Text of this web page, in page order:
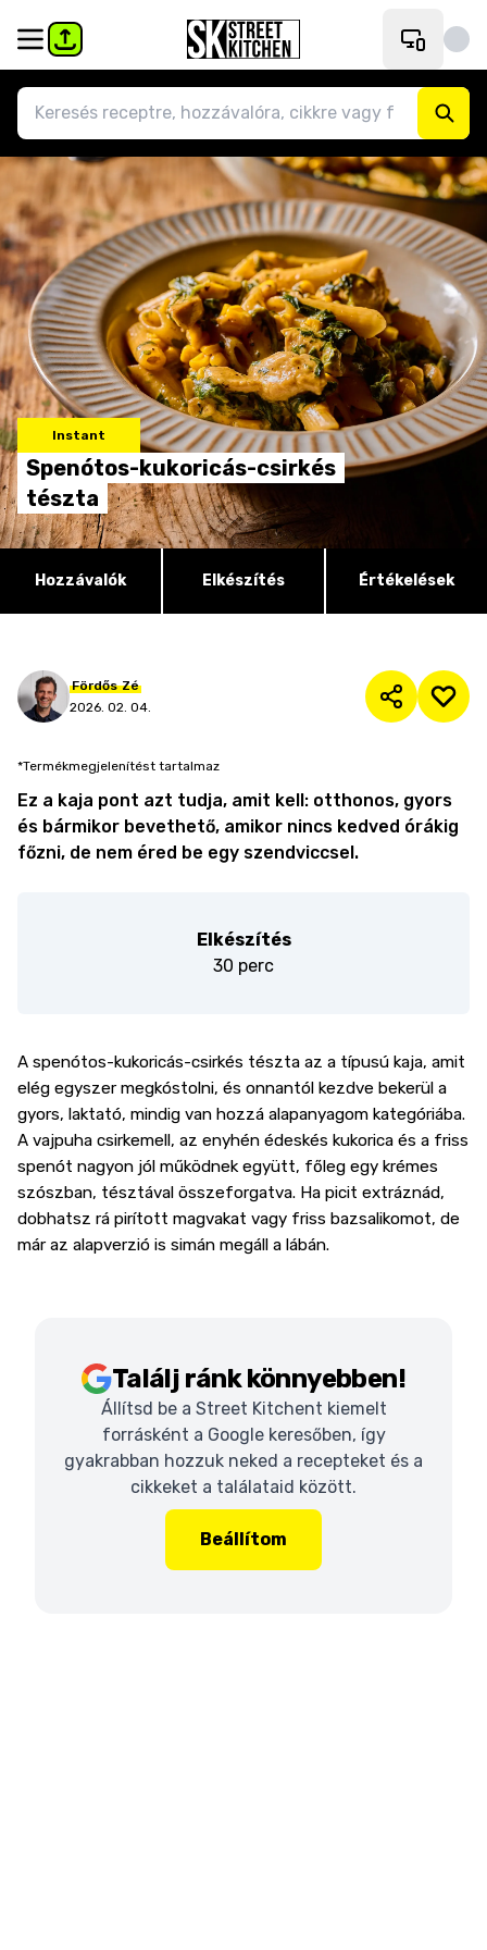
Instant
Spenótos-kukoricás-csirkés
tészta
Hozzávalók Elkészítés Értékelések
Fördős Zé
2026. 02. 04.
*Termékmegjelenítést tartalmaz
Ez a kaja pont azt tudja, amit kell: otthonos, gyors
és bármikor bevethető, amikor nincs kedved órákig
főzni, de nem éred be egy szendviccsel.
Elkészítés
30 perc
A spenótos-kukoricás-csirkés tészta az a típusú kaja, amit
elég egyszer megkóstolni, és onnantól kezdve bekerül a
gyors, laktató, mindig van hozzá alapanyagom kategóriába.
A vajpuha csirkemell, az enyhén édeskés kukorica és a friss
spenót nagyon jól működnek együtt, főleg egy krémes
szószban, tésztával összeforgatva. Ha picit extráznád,
dobhatsz rá pirított magvakat vagy friss bazsalikomot, de
már az alapverzió is simán megáll a lábán.
Találj ránk könnyebben!
Állítsd be a Street Kitchent kiemelt
forrásként a Google keresőben, így
gyakrabban hozzuk neked a recepteket és a
cikkeket a találataid között.
Beállítom